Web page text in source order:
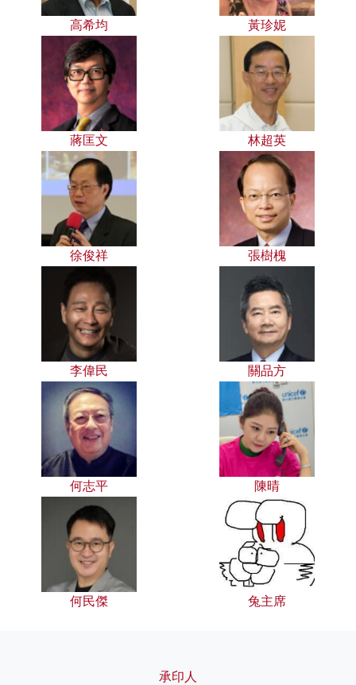
高希均 黃珍妮
蔣匡文 林超英
徐俊祥 張樹槐
李偉民 關品方
何志平 陳晴
何民傑 兔主席
承印人